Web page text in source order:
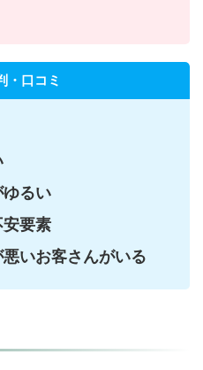
・口コミ
るい
要素
いお客さんがいる